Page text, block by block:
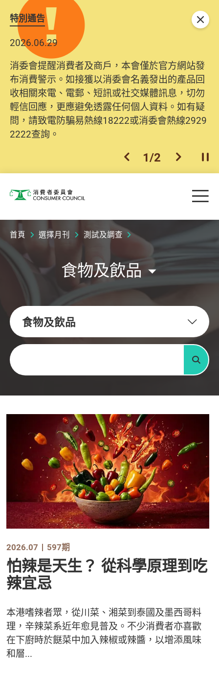
特別通告
2026.06.29
消委會提醒消費者及商戶，本會僅於官方網站發
布消費警示。如接獲以消委會名義發出的產品回
收相關來電、電郵、短訊或社交媒體訊息，切勿
輕信回應，更應避免透露任何個人資料。如有疑
問，請致電防騙易熱線18222或消委會熱線2929
2222查詢。
上一個
1/2 下一個開
關閉
消費者委員會 目
首頁 選擇月刊 測試及調查
食物及飲品
食物及飲品
關鍵字
搜尋
2026.07 597期
怕辣是天生？ 從科學原理到吃
辣宜忌
本港嗜辣者眾，從川菜、湘菜到泰國及墨西哥料
理，辛辣菜系近年愈見普及。不少消費者亦喜歡
在下廚時於餸菜中加入辣椒或辣醬，以增添風味
和層...